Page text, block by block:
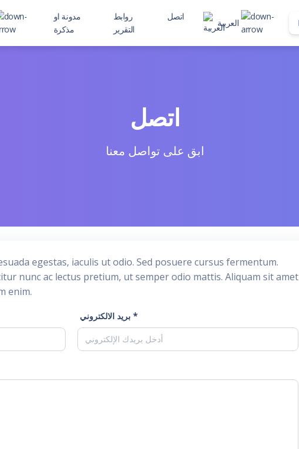
مدونة او
مذكرة
روابط
التقرير
اتصل
العربية
اتصل
ابق على تواصل معنا
egestas, iaculis ut odio. Sed posuere cursus fermentum.
nunc ac lectus pretium, ut semper odio mattis. Aliquam sit amet
enim.
بريد الالكتروني *